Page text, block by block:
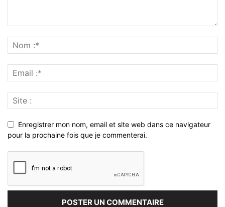
Enregistrer mon nom, email et site web dans ce navigateur
pour la prochaine fois que je commenterai.